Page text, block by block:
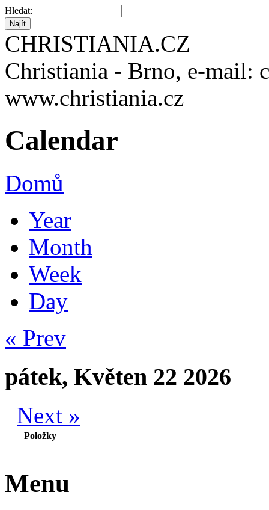
Hledat:
CHRISTIANIA.CZ
Christiania - Brno, e-mail:
www.christiania.cz
Calendar
Domů
Year
Month
Week
Day
« Prev
pátek, Květen 22 2026
Next »
Položky
Menu